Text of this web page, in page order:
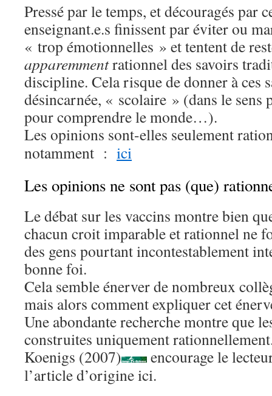
Pressé par le temps, et découragés par
enseignant.e.s finissent par éviter ou
« trop émotionnelles » et tentent de
apparemmentrationnel des savoirs
discipline. Cela risque de donner à ces
désincarnée, « scolaire » (dans le sens
pour comprendre le monde…).
Les opinions sont-elles seulement
notamment : ici
Les opinions ne sont pas (que)
Le débat sur les vaccins montre bien
chacun croit imparable et rationnel ne
des gens pourtant incontestablement
bonne foi.
Cela semble énerver de nombreux
mais alors comment expliquer cet
Une abondante recherche montre que
construites uniquement
Koenigs (2007)
encourage le
l’article d’origineici.